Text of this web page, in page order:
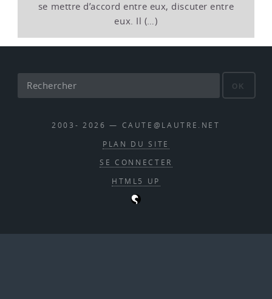
se mettre d’accord entre eux, discuter entre
eux. Il (…)
OK
2003- 2026 — CAUTE@LAUTRE.NET
PLAN DU SITE
SE CONNECTER
HTML5 UP